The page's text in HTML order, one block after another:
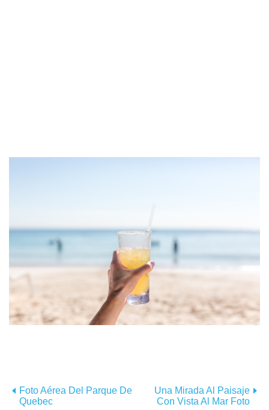
Foto Aérea Del Parque De
Quebec
Una Mirada Al Paisaje
Con Vista Al Mar Foto